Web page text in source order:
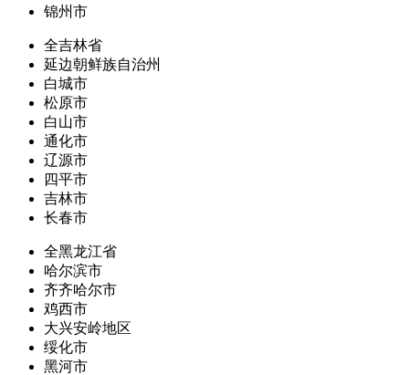
锦州市
全吉林省
延边朝鲜族自治州
白城市
松原市
白山市
通化市
辽源市
四平市
吉林市
长春市
全黑龙江省
哈尔滨市
齐齐哈尔市
鸡西市
大兴安岭地区
绥化市
黑河市